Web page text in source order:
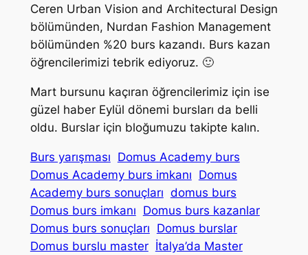
Ceren Urban Vision and Architectural Design
bölümünden, Nurdan Fashion Management
bölümünden %20 burs kazandı. Burs kazan
öğrencilerimizi tebrik ediyoruz. 🙂
Mart bursunu kaçıran öğrencilerimiz için ise
güzel haber Eylül dönemi bursları da belli
oldu. Burslar için bloğumuzu takipte kalın.
Burs yarışması Domus Academy burs
Domus Academy burs imkanı Domus
Academy burs sonuçları domus burs
Domus burs imkanı Domus burs kazanlar
Domus burs sonuçları Domus burslar
Domus burslu master İtalya’da Master